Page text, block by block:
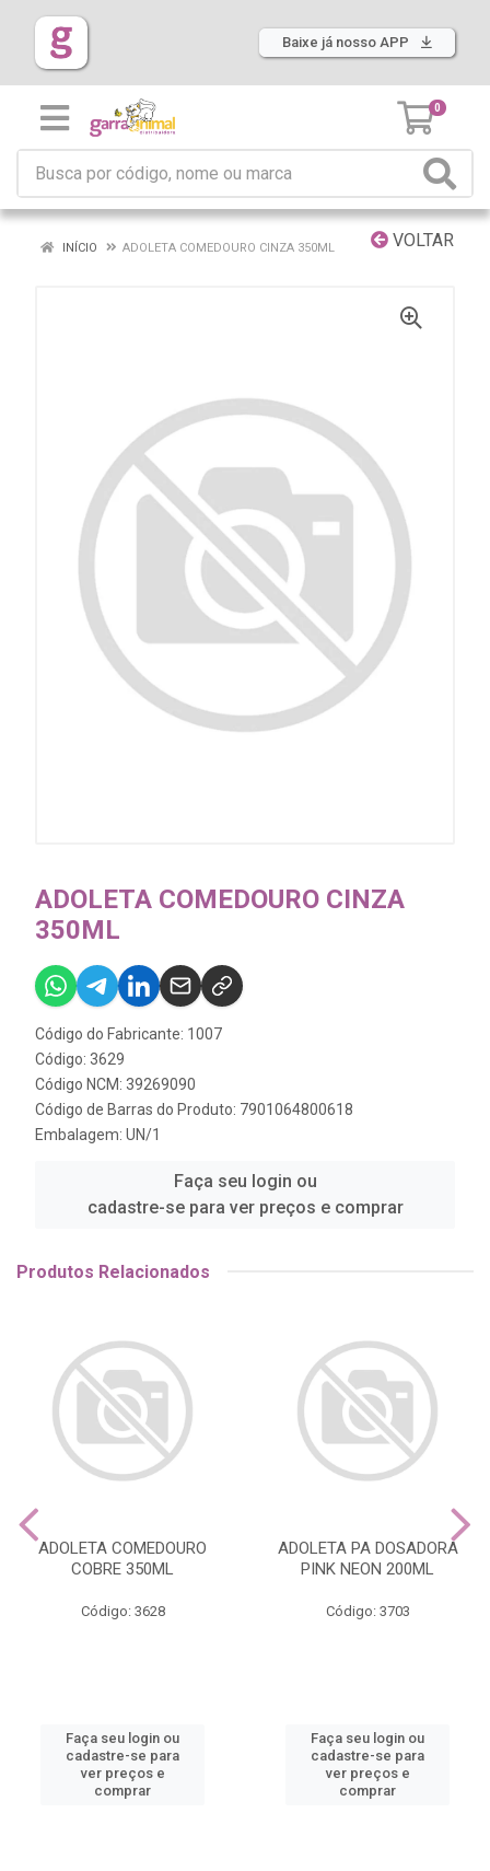
Baixe já nosso APP
0
VOLTAR
INÍCIO ADOLETA COMEDOURO CINZA 350ML
ADOLETA COMEDOURO CINZA
350ML
Código do Fabricante: 1007
Código: 3629
Código NCM: 39269090
Código de Barras do Produto: 7901064800618
Embalagem: UN/1
Faça seu login ou
cadastre-se para ver preços e comprar
Produtos Relacionados
ADOLETA COMEDOURO
COBRE 350ML
Código: 3628
Faça seu login ou
cadastre-se para
ver preços e
comprar
ADOLETA PA DOSADORA
PINK NEON 200ML
Código: 3703
Faça seu login ou
cadastre-se para
ver preços e
comprar